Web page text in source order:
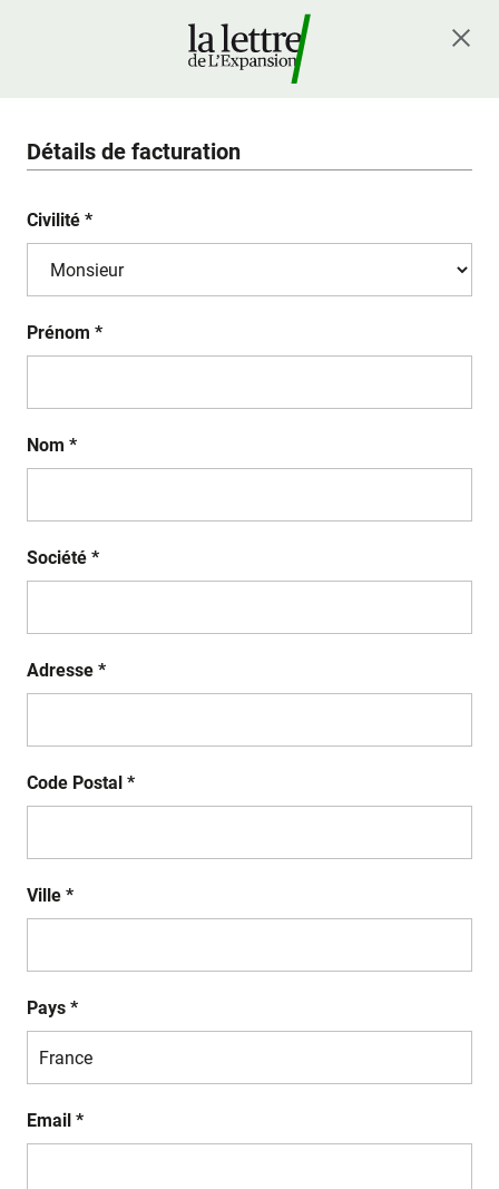
Détails de facturation
Civilité *
Prénom *
Nom *
Société *
Adresse *
Code Postal *
Ville *
Pays *
Email *